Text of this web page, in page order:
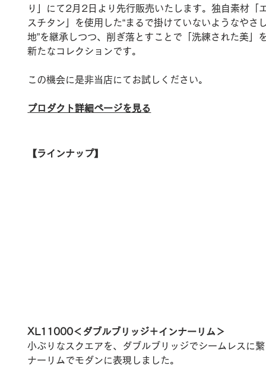
り」にて2月2日より先行販売いたします。独自素材「
スチタン」を使用した“まるで掛けていないようなやさ
地”を継承しつつ、削ぎ落とすことで「洗練された美」
新たなコレクションです。
この機会に是非当店にてお試しください。
プロダクト詳細ページを見る
【ラインナップ】
XL11000＜ダブルブリッジ＋インナーリム＞
小ぶりなスクエアを、ダブルブリッジでシームレスに
ナーリムでモダンに表現しました。